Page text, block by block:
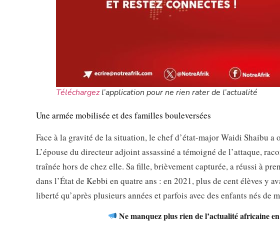
Téléchargezl’application pour ne rien rater de l’actualité
Une armée mobilisée et des familles bouleversées
Face à la gravité de la situation, le chef d’état-major Waidi Shaibu a
L’épouse du directeur adjoint assassiné a témoigné de l’attaque,
traînée hors de chez elle. Sa fille, brièvement capturée, a réussi à
dans l’État de Kebbi en quatre ans : en 2021, plus de cent élèves y
liberté qu’après plusieurs années et parfois avec des enfants nés de
Ne manquez plus rien de l’actualité africaine